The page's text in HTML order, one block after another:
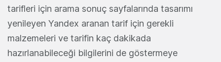
tarifleri için arama sonuç sayfalarında tasarımı
yenileyen Yandex aranan tarif için gerekli
malzemeleri ve tarifin kaç dakikada
hazırlanabileceği bilgilerini de göstermeye